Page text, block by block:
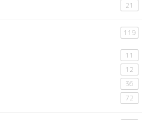
21
119
11
12
36
72